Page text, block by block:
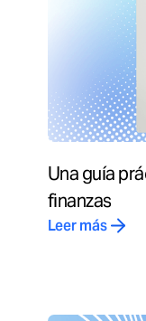
Una guía
finanzas
Leer más